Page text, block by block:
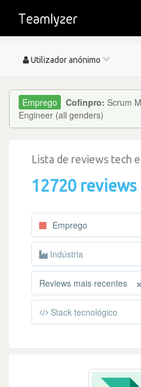
Toggle
Utilizador anónimo
Cofinpro: Scrum
Engineer (all genders)
Lista de reviews tech
12720
Emprego
Indústria
×
Reviews mais recentes
Stack tecnológico